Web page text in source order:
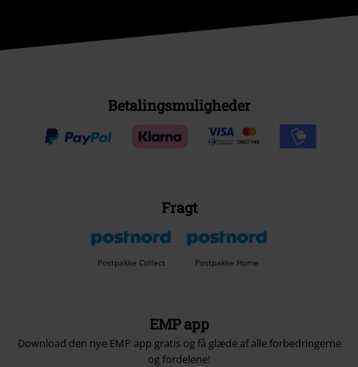
Betalingsmuligheder
Fragt
Postpakke Collect Postpakke Home
EMP app
Download den nye EMP app gratis og få glæde af alle forbedringerne
og fordelene!